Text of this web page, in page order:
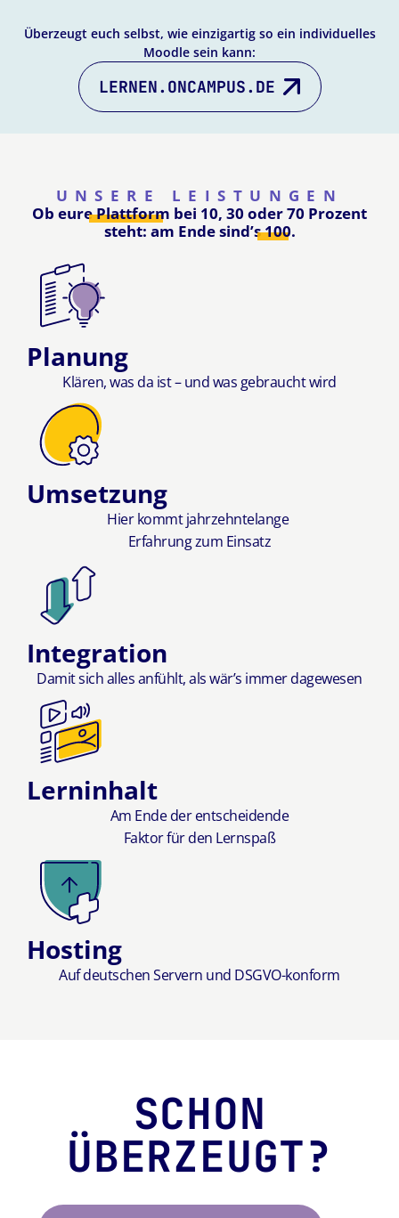
Überzeugt euch selbst, wie einzigartig so ein individuelles
Moodle sein kann:
LERNEN.ONCAMPUS.DE
UNSERE LEISTUNGEN
Ob eurePlattform bei 10, 30 oder 70 Prozent
steht: am Ende sind’s100.
Planung
Klären, was da ist – und was gebraucht wird
Umsetzung
Hier kommt jahrzehntelange
Erfahrung zum Einsatz
Integration
Damit sich alles anfühlt, als wär’s immer dagewesen
Lerninhalt
Am Ende der entscheidende
Faktor für den Lernspaß
Hosting
Auf deutschen Servern und DSGVO-konform
SCHON
ÜBERZEUGT?